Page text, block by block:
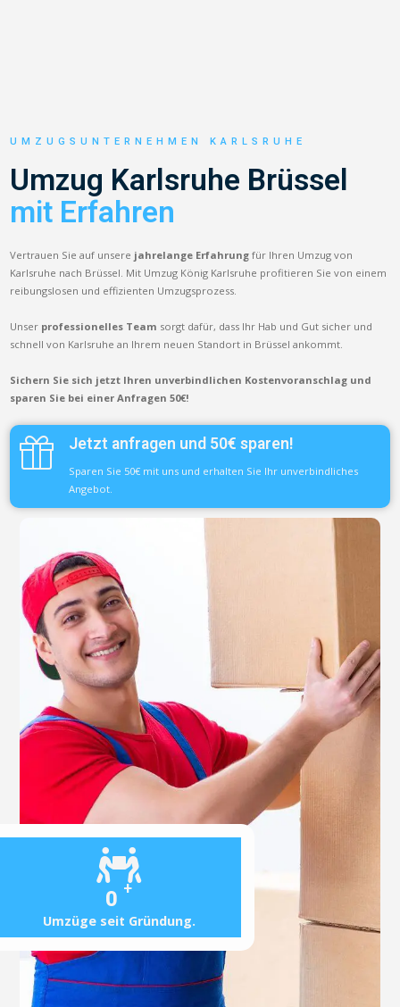
0 +
Umzüge seit Gründung.
UMZUGSUNTERNEHMEN KARLSRUHE
Umzug Karlsruhe Brüssel
mit Erfahren
Vertrauen Sie auf unsere jahrelange Erfahrung für Ihren Umzug von
Karlsruhe nach Brüssel. Mit Umzug König Karlsruhe profitieren Sie von einem
reibungslosen und effizienten Umzugsprozess.
Unser professionelles Team sorgt dafür, dass Ihr Hab und Gut sicher und
schnell von Karlsruhe an Ihrem neuen Standort in Brüssel ankommt.
Sichern Sie sich jetzt Ihren unverbindlichen Kostenvoranschlag und
sparen Sie bei einer Anfragen 50€!
Jetzt anfragen und 50€ sparen!
Sparen Sie 50€ mit uns und erhalten Sie Ihr unverbindliches
Angebot.